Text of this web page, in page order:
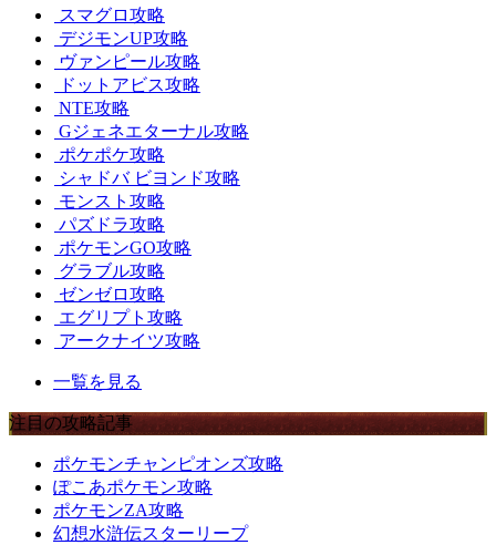
スマグロ攻略
デジモンUP攻略
ヴァンピール攻略
ドットアビス攻略
NTE攻略
Gジェネエターナル攻略
ポケポケ攻略
シャドバ ビヨンド攻略
モンスト攻略
パズドラ攻略
ポケモンGO攻略
グラブル攻略
ゼンゼロ攻略
エグリプト攻略
アークナイツ攻略
一覧を見る
注目の攻略記事
ポケモンチャンピオンズ攻略
ぽこあポケモン攻略
ポケモンZA攻略
幻想水滸伝スターリープ